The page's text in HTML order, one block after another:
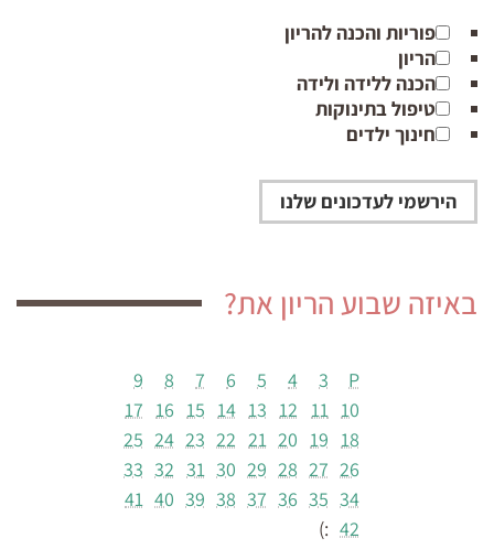
פוריות והכנה להריון
הריון
הכנה ללידה ולידה
טיפול בתינוקות
חינוך ילדים
באיזה שבוע הריון את?
P
3
4
5
6
7
8
9
10
11
12
13
14
15
16
17
18
19
20
21
22
23
24
25
26
27
28
29
30
31
32
33
34
35
36
37
38
39
40
41
42
:)